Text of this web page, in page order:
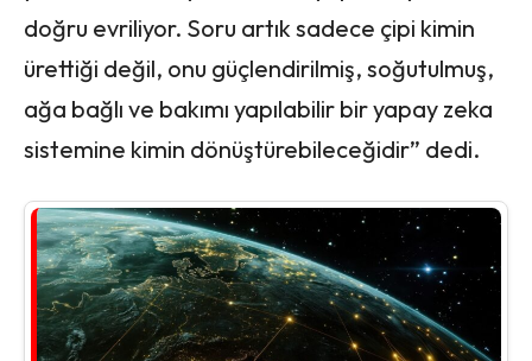
doğru evriliyor. Soru artık sadece çipi kimin
ürettiği değil, onu güçlendirilmiş, soğutulmuş,
ağa bağlı ve bakımı yapılabilir bir yapay zeka
sistemine kimin dönüştürebileceğidir” dedi.